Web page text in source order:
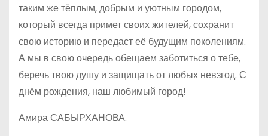
таким же тёплым, добрым и уютным городом,
который всегда примет своих жителей, сохранит
свою историю и передаст её будущим поколениям.
А мы в свою очередь обещаем заботиться о тебе,
беречь твою душу и защищать от любых невзгод. С
днём рождения, наш любимый город!
Амира САБЫРХАНОВА.